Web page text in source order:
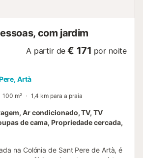
com jardim
A partir de € 171 por noite
Artà
100 m² 1,4 km para a praia
Ar condicionado, TV, TV
de cama, Propriedade cercada,
na Colónia de Sant Pere de Artà, é